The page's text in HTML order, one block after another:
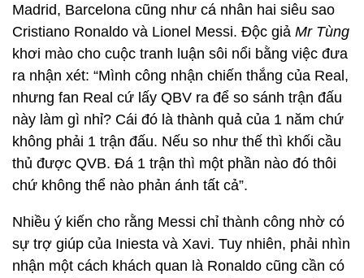
Madrid, Barcelona cũng như cá nhân hai siêu sao
Cristiano Ronaldo và Lionel Messi. Độc giả Mr Tùng
khơi mào cho cuộc tranh luận sôi nổi bằng việc đưa
ra nhận xét: “Mình công nhận chiến thắng của Real,
nhưng fan Real cứ lấy QBV ra để so sánh trận đấu
này làm gì nhỉ? Cái đó là thành quả của 1 năm chứ
không phải 1 trận đấu. Nếu so như thế thì khối cầu
thủ được QVB. Đá 1 trận thì một phần nào đó thôi
chứ không thể nào phản ánh tất cả”.
Nhiều ý kiến cho rằng Messi chỉ thành công nhờ có
sự trợ giúp của Iniesta và Xavi. Tuy nhiên, phải nhìn
nhận một cách khách quan là Ronaldo cũng cần có